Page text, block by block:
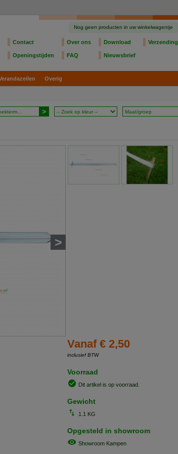
Nog geen producten in uw winkelwagentje
Contact Over ons Download Verzending
Openingstijden FAQ Nieuwsbrief
Overig
>
Vanaf € 2,50
inclusief BTW
Voorraad
Dit artikel is op voorraad.
Gewicht
1.1 KG
Opgesteld in showroom
Showroom Kampen